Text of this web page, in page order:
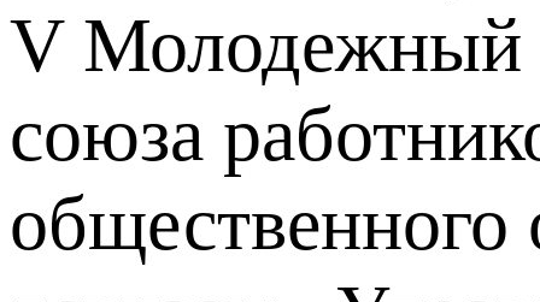
V Молодежный
союза